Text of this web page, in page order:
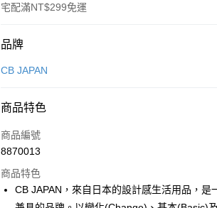
宅配滿NT$299免運
付款方式
信用卡一次付款
Apple Pay
悠遊付
Google Pay
品牌
CB JAPAN
商品特色
商品編號
8870013
商品特色
CB JAPAN，來自日本的設計感生活用品，是